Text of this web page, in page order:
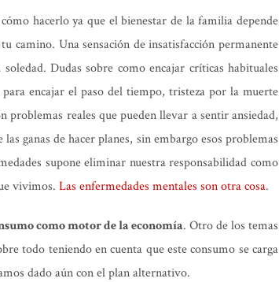
hacerlo ya que el bienestar de la familia depende
camino. Una sensación de insatisfacción permanente
Dudas sobre como encajar críticas habituales
encajar el paso del tiempo, tristeza por la muerte
reales que pueden llevar a sentir ansiedad,
ganas de hacer planes, sin embargo esos problemas
supone eliminar nuestra responsabilidad como
vivimos. Las enfermedades mentales son otra cosa.
como motor de la economía. Otro de los temas
todo teniendo en cuenta que este consumo se carga
dado aún con el plan alternativo.